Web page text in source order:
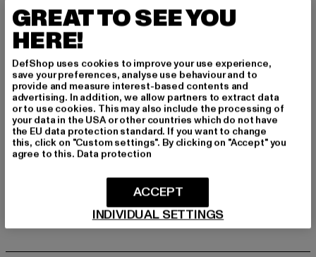
Hersteller: TB International GmbH |info@tbint.de
Dr.-Robert-Murjahn-Straße 7 | 64372 Ober-Ramstadt |
DE
GRÖSSE & PASSFORM
PFLEGEHINWEISE
LIEFERUNG & RÜCKGABE
GREAT TO SEE YOU
HERE!
DefShop uses cookies to improve your use experience,
save your preferences, analyse use behaviour and to
provide and measure interest-based contents and
advertising. In addition, we allow partners to extract data
or to use cookies. This may also include the processing of
your data in the USA or other countries which do not have
the EU data protection standard. If you want to change
this, click on "Custom settings". By clicking on "Accept" you
agree to this. Data protection
INDIVIDUAL SETTINGS
ACCEPT